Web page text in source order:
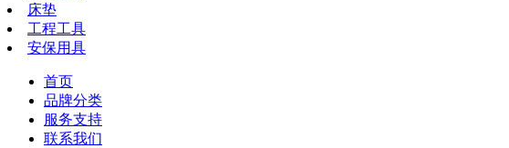
床垫
工程工具
安保用具
首页
品牌分类
服务支持
联系我们